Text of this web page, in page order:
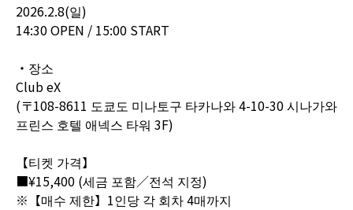
2026.2.8(일)
14:30 OPEN / 15:00 START
・장소
Club eX
(〒108-8611 도쿄도 미나토구 타카나와 4-10-30 시나가와
프린스 호텔 애넥스 타워 3F)
【티켓 가격】
■¥15,400 (세금 포함／전석 지정)
※【매수 제한】1인당 각 회차 4매까지